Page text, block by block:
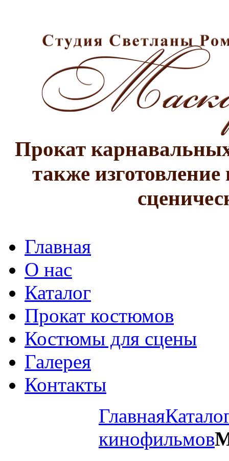
Прокат
также
Главная
О нас
Каталог
Прокат костюмов
Костюмы для сцены
Галерея
Контакты
Главная
кинофильмов